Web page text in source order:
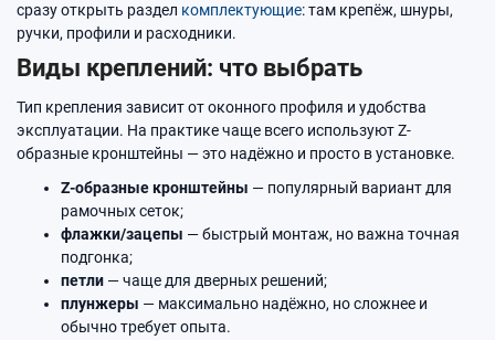
сразу открыть раздел комплектующие: там крепёж, шнуры,
ручки, профили и расходники.
Виды креплений: что выбрать
Тип крепления зависит от оконного профиля и удобства
эксплуатации. На практике чаще всего используют Z-
образные кронштейны — это надёжно и просто в установке.
Z-образные кронштейны — популярный вариант для
рамочных сеток;
флажки/зацепы — быстрый монтаж, но важна точная
подгонка;
петли — чаще для дверных решений;
плунжеры — максимально надёжно, но сложнее и
обычно требует опыта.